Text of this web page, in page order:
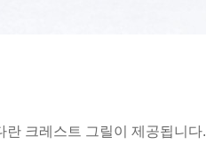
크레스트 그릴이 제공됩니다.